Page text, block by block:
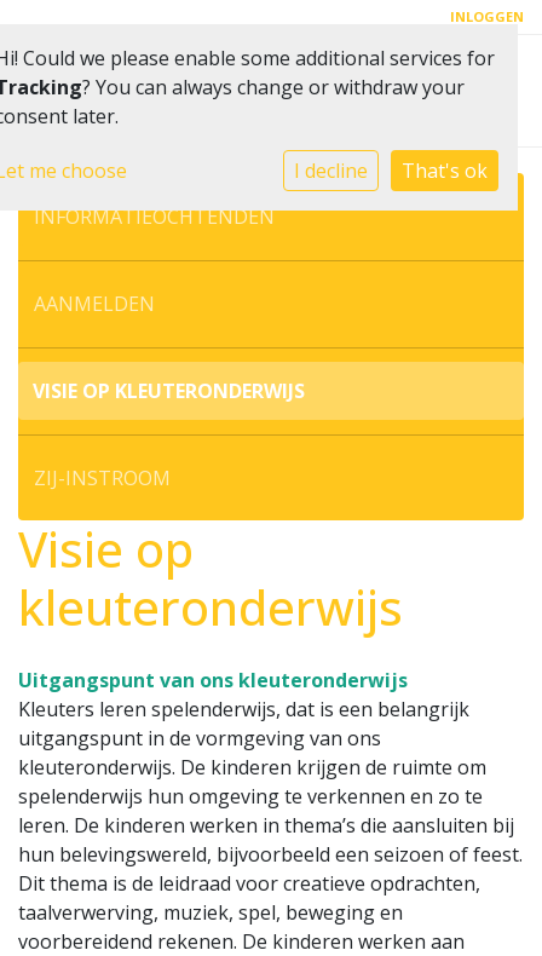
INLOGGEN
Toggle
INFORMATIEOCHTENDEN
AANMELDEN
VISIE OP KLEUTERONDERWIJS
ZIJ-INSTROOM
Visie op
kleuteronderwijs
Uitgangspunt van ons kleuteronderwijs
Kleuters leren spelenderwijs, dat is een belangrijk
uitgangspunt in de vormgeving van ons
kleuteronderwijs. De kinderen krijgen de ruimte om
spelenderwijs hun omgeving te verkennen en zo te
leren. De kinderen werken in thema’s die aansluiten bij
hun belevingswereld, bijvoorbeeld een seizoen of feest.
Dit thema is de leidraad voor creatieve opdrachten,
taalverwerving, muziek, spel, beweging en
voorbereidend rekenen. De kinderen werken aan
Could we please enable some additional services for
? You can always change or withdraw your
later.
me choose I decline That's ok